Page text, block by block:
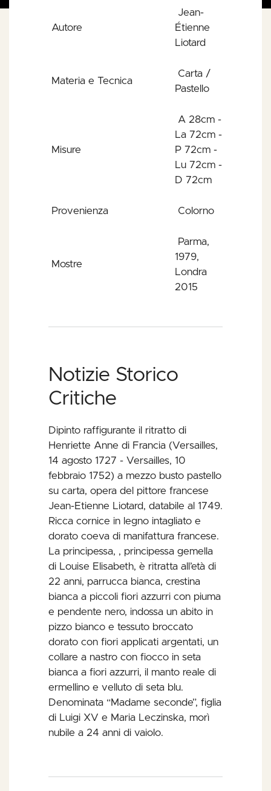
Autore
Jean-
Étienne
Liotard
Materia e Tecnica
Carta /
Pastello
Misure
A 28cm -
La 72cm -
P 72cm -
Lu 72cm -
D 72cm
Provenienza Colorno
Mostre
Parma,
1979,
Londra
2015
Notizie Storico
Critiche
Dipinto raffigurante il ritratto di
Henriette Anne di Francia (Versailles,
14 agosto 1727 - Versailles, 10
febbraio 1752) a mezzo busto pastello
su carta, opera del pittore francese
Jean-Etienne Liotard, databile al 1749.
Ricca cornice in legno intagliato e
dorato coeva di manifattura francese.
La principessa, , principessa gemella
di Louise Elisabeth, è ritratta all’età di
22 anni, parrucca bianca, crestina
bianca a piccoli fiori azzurri con piuma
e pendente nero, indossa un abito in
pizzo bianco e tessuto broccato
dorato con fiori applicati argentati, un
collare a nastro con fiocco in seta
bianca a fiori azzurri, il manto reale di
ermellino e velluto di seta blu.
Denominata “Madame seconde”, figlia
di Luigi XV e Maria Leczinska, morì
nubile a 24 anni di vaiolo.